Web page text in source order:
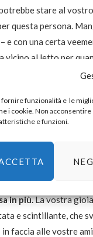
fornire funzionalità e le
i cookie. Non
e funzioni.
stare al
questa persona.
con una certa
vicino al letto per
Con questa
l’albero di
piena di ratti
felici e in pace che
il terribile
poi, una sera vi
non verrete
in più.La vostra
e scintillante, che
faccia alle vostre